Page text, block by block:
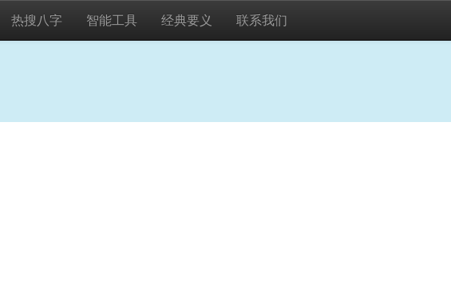
热搜八字 智能工具 经典要义 联系我们